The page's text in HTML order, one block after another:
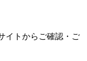
イトからご確認・ご